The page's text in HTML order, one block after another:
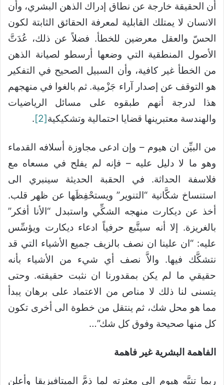
أن الحقيقة خارجة عن نطاق إدراك الذهن البشري، وأن
الانسان لا يمتلك القابلية لمعرفة الحقائق الثابتة لكون
الحسّ والعقل معرضين للخطأ. فضلاً عن ذلك، عُدَتَّ
الأصول المنطقية التي وضعها أرسطو لصيانة الذهن
من الخطأ غير كافية، وأن السبيل الصحيح في التفكير
هو التوقف عن إصدار آراء جَزْمية. ثم بالغوا في منهجهم
هذا لدرجة أنهم طبقوه على مسائل الرياضيات
والهندسة معتبرينها قضايا احتمالية وتشكيكية[2]
.
من البيِّن ان هيوم – وإن ادعى مجاوزة أسلافه القدماء
وهو ما لا دليل عليه – فإنه لم يفلح في مسعاه مع
فلاسفة الحداثة. في الحقبة الحديثة سينبري الى
استنساخ شكَّانية “التنوير” ويستحْفِظَها عن ظهر قلب.
أخذ عن ديكارت منهجه الشكِّي واستبدل “الأنا أفكر”
بالغريزة. إلا أنه سيتَّبع حرفياً ادعاء ديكارت ويؤسِّس
عليه: “ان علينا ان نصف بالزيف جميع الأشياء التي قد
نتشكَّك فيها. والاَّ نصف أي شيء من الأشياء بأنه
حقيقي ما لم يكن بمقدورنا ان نثبت حقيقته. وحتى
يتسنى لنا ذلك لا مناص من الاعتماد على برهان يبدأ
مما هو محل شك، ثم ينتقل من خطوة الى أخرى تكون
كل منها صحيحة وفوق كل شك”…
الفاهمة البشرية غير فاهمة
ربما تنبَّه هيوم الى معثرته لما ذمَّ الميتافيزيقا وأعلن